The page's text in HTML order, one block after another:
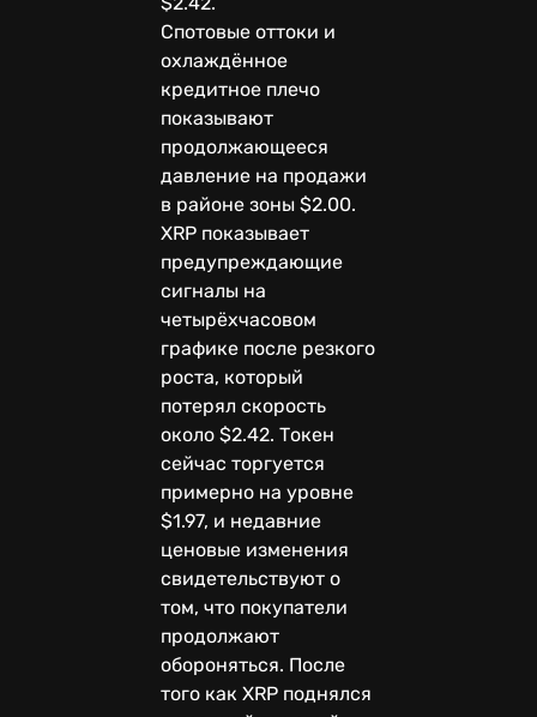
Спотовые оттоки и
охлаждённое
кредитное плечо
показывают
продолжающееся
давление на продажи
в районе зоны $2.00.
XRP показывает
предупреждающие
сигналы на
четырёхчасовом
графике после резкого
роста, который
потерял скорость
около $2.42. Токен
сейчас торгуется
примерно на уровне
$1.97, и недавние
ценовые изменения
свидетельствуют о
том, что покупатели
продолжают
обороняться. После
того как XRP поднялся